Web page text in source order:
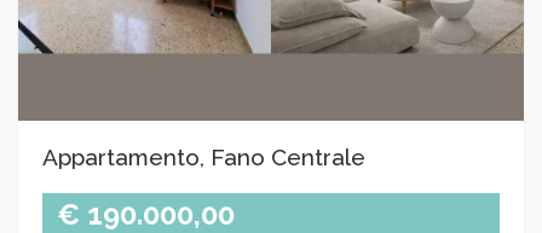
Appartamento, Fano Centrale
€ 190.000,00